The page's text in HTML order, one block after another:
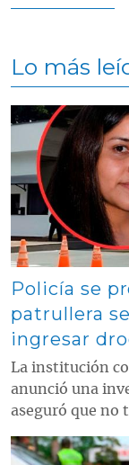
Lo más
Contenido
Policía se
patrullera
ingresar
La institución
anunció una
aseguró que no
Contenido